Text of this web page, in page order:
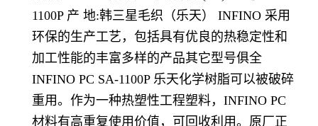
1100P 产 地:韩三星毛织（乐天） INFINO 采用
环保的生产工艺，包括具有优良的热稳定性和
加工性能的丰富多样的产品其它型号俱全
INFINO PC SA-1100P 乐天化学树脂可以被破碎
重用。作为一种热塑性工程塑料，INFINO PC
材料有高重复使用价值，可回收利用。原厂正